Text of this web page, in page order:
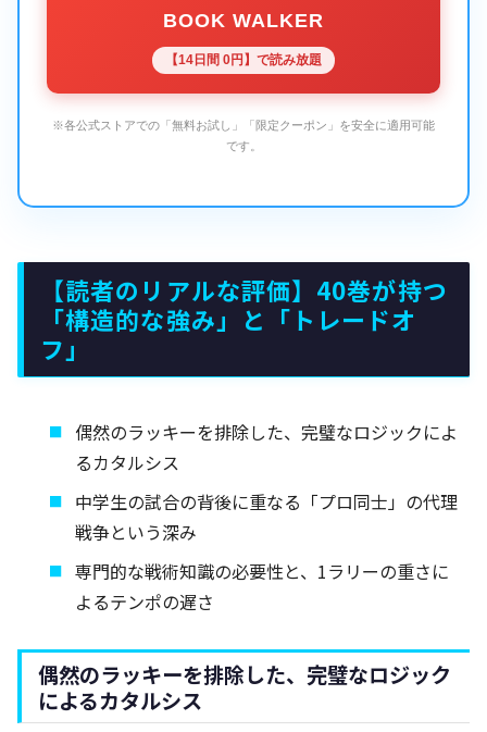
BOOK WALKER
【14日間 0円】で読み放題
※各公式ストアでの「無料お試し」「限定クーポン」を安全に適用可能
です。
【読者のリアルな評価】40巻が持つ
「構造的な強み」と「トレードオ
フ」
偶然のラッキーを排除した、完璧なロジックによ
るカタルシス
中学生の試合の背後に重なる「プロ同士」の代理
戦争という深み
専門的な戦術知識の必要性と、1ラリーの重さに
よるテンポの遅さ
偶然のラッキーを排除した、完璧なロジック
によるカタルシス